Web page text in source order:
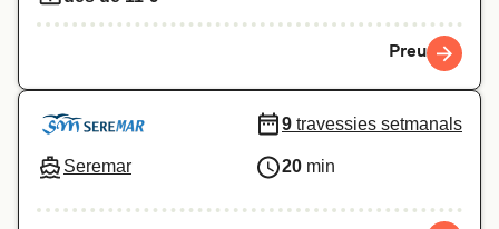
Preu
Seremar
9 travessies setmanals
20 min